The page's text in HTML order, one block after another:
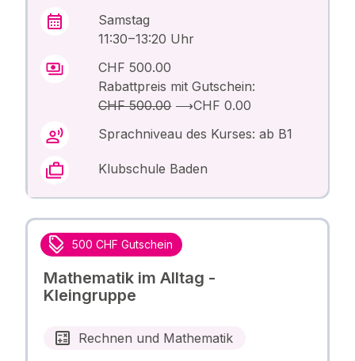
Samstag
11:30 – 13:20 Uhr
CHF 500.00
Rabattpreis mit Gutschein:
CHF 500.00⟶CHF 0.00
Sprachniveau des Kurses: ab B1
Klubschule Baden
500 CHF Gutschein
Mathematik im Alltag -
Kleingruppe
Rechnen und Mathematik